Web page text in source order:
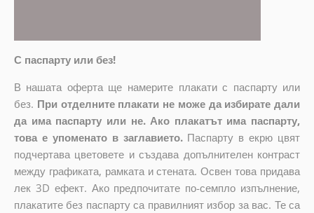
С паспарту или без!
В нашата оферта ще намерите плакати с паспарту или
без. При отделните плакати не може да избирате дали
да има паспарту или не. Ако плакатът има паспарту,
това е упоменато в заглавието. Паспарту в екрю цвят
подчертава цветовете и създава допълнителен контраст
между графиката, рамката и стената. Освен това придава
лек 3D ефект. Ако предпочитате по-семпло изпълнение,
плакатите без паспарту са правилният избор за вас. Те са